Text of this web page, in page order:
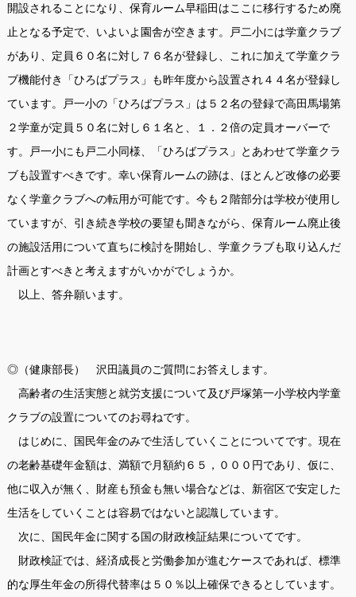
開設されることになり、保育ルーム早稲田はここに移行するため廃
止となる予定で、いよいよ園舎が空きます。戸二小には学童クラブ
があり、定員６０名に対し７６名が登録し、これに加えて学童クラ
ブ機能付き「ひろばプラス」も昨年度から設置され４４名が登録し
ています。戸一小の「ひろばプラス」は５２名の登録で高田馬場第
２学童が定員５０名に対し６１名と、１．２倍の定員オーバーで
す。戸一小にも戸二小同様、「ひろばプラス」とあわせて学童クラ
ブも設置すべきです。幸い保育ルームの跡は、ほとんど改修の必要
なく学童クラブへの転用が可能です。今も２階部分は学校が使用し
ていますが、引き続き学校の要望も聞きながら、保育ルーム廃止後
の施設活用について直ちに検討を開始し、学童クラブも取り込んだ
計画とすべきと考えますがいかがでしょうか。
以上、答弁願います。
◎（健康部長） 沢田議員のご質問にお答えします。
高齢者の生活実態と就労支援について及び戸塚第一小学校内学童
クラブの設置についてのお尋ねです。
はじめに、国民年金のみで生活していくことについてです。現在
の老齢基礎年金額は、満額で月額約６５，０００円であり、仮に、
他に収入が無く、財産も預金も無い場合などは、新宿区で安定した
生活をしていくことは容易ではないと認識しています。
次に、国民年金に関する国の財政検証結果についてです。
財政検証では、経済成長と労働参加が進むケースであれば、標準
的な厚生年金の所得代替率は５０％以上確保できるとしています。